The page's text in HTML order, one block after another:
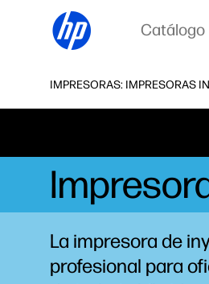
Catálogo
IMPRESORAS: IMPRESORAS
La impresora de
profesional para